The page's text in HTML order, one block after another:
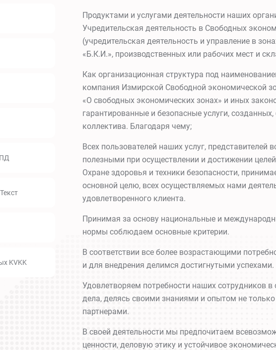
KVKK
Продуктами и услугами деятельности наших
Учредительская деятельность в Свободных
(учредительская деятельность и управление в
«Б.К.И.», производственных или рабочих мест и
Как организационная структура под
компания Измирской Свободной экономической
«О свободных экономических зонах» и иных
гарантированные и безопасные услуги,
коллектива. Благодаря чему;
Всех пользователей наших услуг, представителей
полезными при осуществлении и достижении
Охране здоровья и техники безопасности,
основной целю, всех осуществляемых нами
удовлетворенного клиента.
Принимая за основу национальные и
нормы соблюдаем основные критерии.
В соответствии все более возрастающими
и для внедрения делимся достигнутыми успехами.
Удовлетворяем потребности наших сотрудников
дела, делясь своими знаниями и опытом не
партнерами.
В своей деятельности мы предпочитаем
ценности, деловую этику и устойчивое